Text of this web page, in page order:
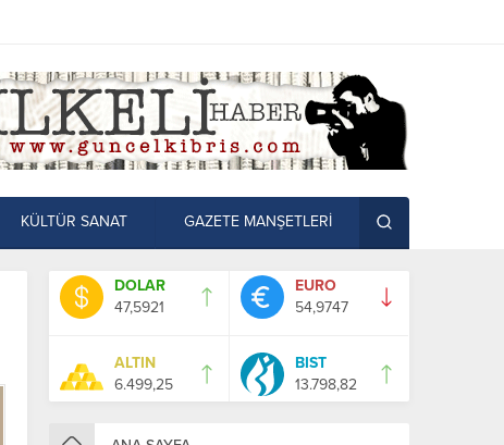
KÜLTÜR SANAT GAZETE MANŞETLERİ
DOLAR
47,5921
EURO
54,9747
ALTIN
6.499,25
BIST
13.798,82